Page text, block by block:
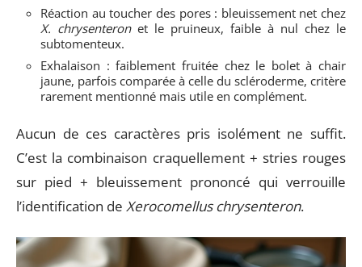
Réaction au toucher des pores : bleuissement net chez
X. chrysenteronet le pruineux, faible à nul chez le
subtomenteux.
Exhalaison : faiblement fruitée chez le bolet à chair
jaune, parfois comparée à celle du scléroderme, critère
rarement mentionné mais utile en complément.
Aucun de ces caractères pris isolément ne suffit.
C’est la combinaison craquellement + stries rouges
sur pied + bleuissement prononcé qui verrouille
l’identification de Xerocomellus chrysenteron.